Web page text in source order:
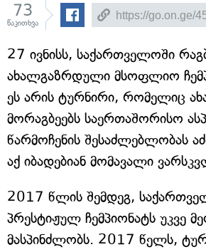
73
წაკითხვა
27 ივნისს, საქართველოში
ახალგაზრდული მსოფლიო
ეს არის ტურნირი, რომელიც
მორაგბეებს საერთაშორისო
წარმოჩენის შესაძლებლობას
აქ იბადებიან მომავალი
2017 წლის შემდეგ,
პრესტიჟულ ჩემპიონატს უკვე
მასპინძლობს. 2017 წელს,